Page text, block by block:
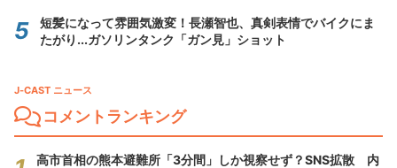
短髪になって雰囲気激変！長瀬智也、真剣表情でバイクにま
たがり...ガソリンタンク「ガン見」ショット
J-CAST ニュース
コメントランキング
高市首相の熊本避難所「3分間」しか視察せず？SNS拡散 内